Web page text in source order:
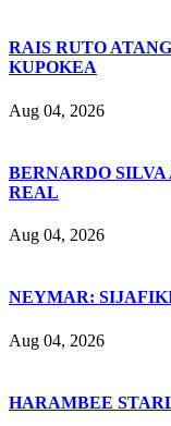
RAIS RUTO
KUPOKEA
Aug 04, 2026
BERNARDO
REAL
Aug 04, 2026
NEYMAR:
Aug 04, 2026
HARAMBEE